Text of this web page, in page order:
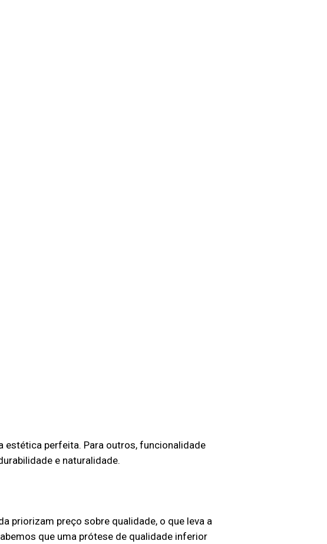
estética perfeita. Para outros, funcionalidade
e naturalidade.
priorizam preço sobre qualidade, o que leva a
que uma prótese de qualidade inferior